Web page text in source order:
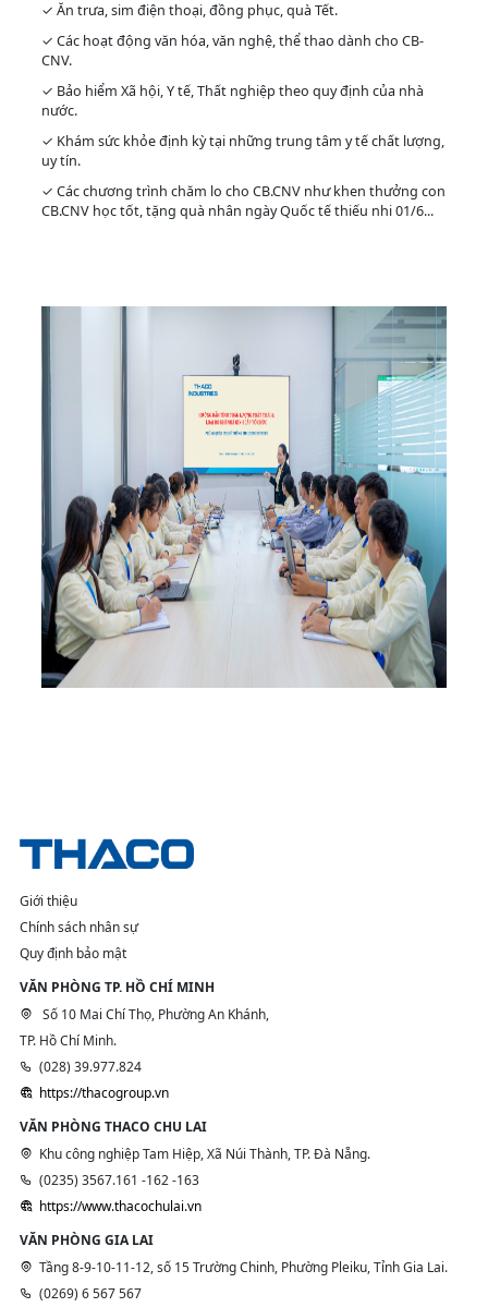
✓ Ăn trưa, sim điện thoại, đồng phục, quà Tết.
✓ Các hoạt động văn hóa, văn nghệ, thể thao dành cho CB-
CNV.
✓ Bảo hiểm Xã hội, Y tế, Thất nghiệp theo quy định của nhà
nước.
✓ Khám sức khỏe định kỳ tại những trung tâm y tế chất lượng,
uy tín.
✓ Các chương trình chăm lo cho CB.CNV như khen thưởng con
CB.CNV học tốt, tặng quà nhân ngày Quốc tế thiếu nhi 01/6...
Giới thiệu
Chính sách nhân sự
Quy định bảo mật
VĂN PHÒNG TP. HỒ CHÍ MINH
Số 10 Mai Chí Thọ, Phường An Khánh,
TP. Hồ Chí Minh.
(028) 39.977.824
https://thacogroup.vn
VĂN PHÒNG THACO CHU LAI
Khu công nghiệp Tam Hiệp, Xã Núi Thành, TP. Đà Nẵng.
(0235) 3567.161 -162 -163
https://www.thacochulai.vn
VĂN PHÒNG GIA LAI
Tầng 8-9-10-11-12, số 15 Trường Chinh, Phường Pleiku, Tỉnh Gia Lai.
(0269) 6 567 567